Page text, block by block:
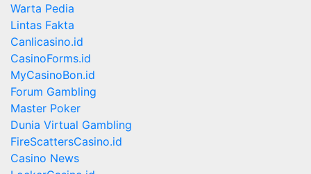
Warta Pedia
Lintas Fakta
Canlicasino.id
CasinoForms.id
MyCasinoBon.id
Forum Gambling
Master Poker
Dunia Virtual Gambling
FireScattersCasino.id
Casino News